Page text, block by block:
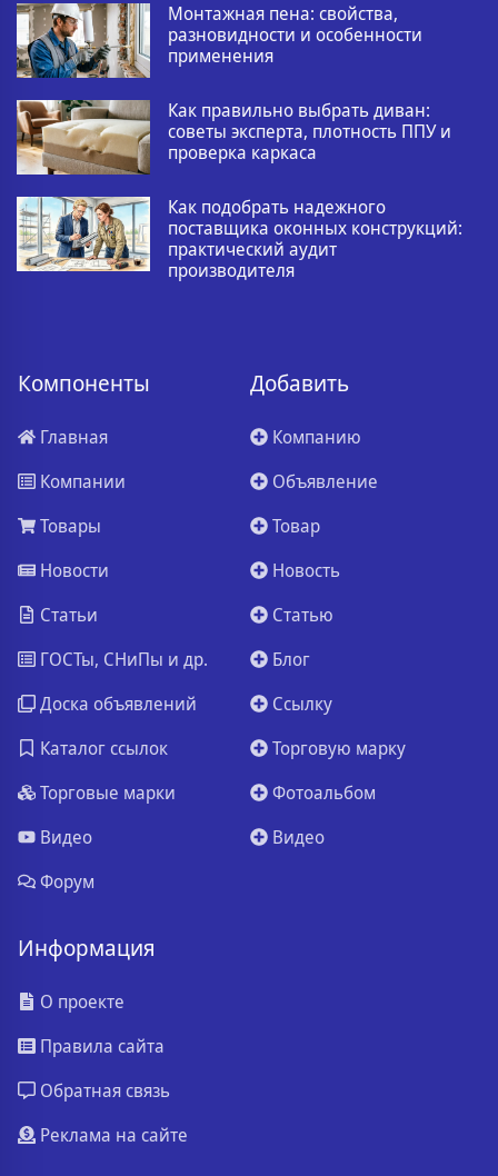
Монтажная пена: свойства,
разновидности и особенности
применения
Как правильно выбрать диван:
советы эксперта, плотность ППУ и
проверка каркаса
Как подобрать надежного
поставщика оконных конструкций:
практический аудит
производителя
Компоненты
Главная
Компании
Товары
Новости
Статьи
ГОСТы, СНиПы и др.
Доска объявлений
Каталог ссылок
Торговые марки
Видео
Форум
Добавить
Компанию
Объявление
Товар
Новость
Статью
Блог
Ссылку
Торговую марку
Фотоальбом
Видео
Информация
О проекте
Правила сайта
Обратная связь
Реклама на сайте